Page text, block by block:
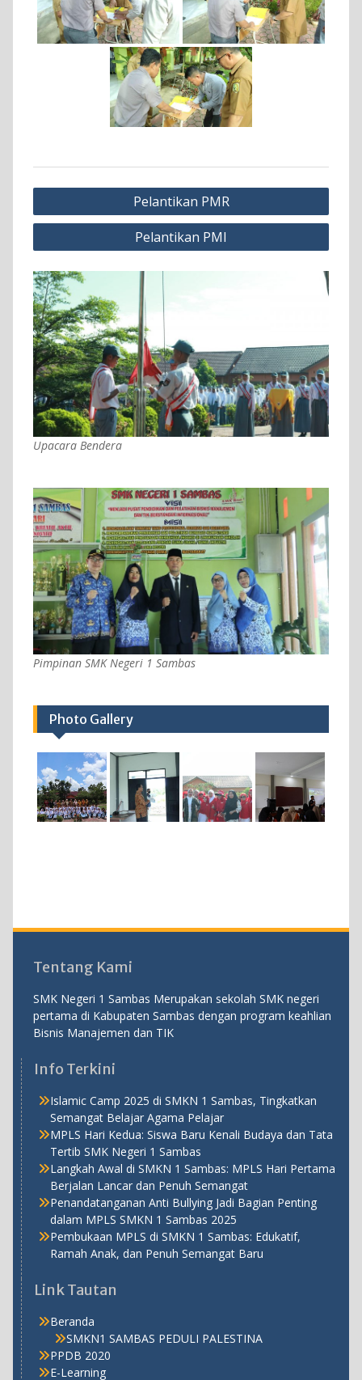
Navigasi
pos
Pelantikan PMR
Pelantikan PMI
Upacara Bendera
Pimpinan SMK Negeri 1 Sambas
Photo Gallery
Tentang Kami
SMK Negeri 1 Sambas Merupakan sekolah SMK negeri
pertama di Kabupaten Sambas dengan program keahlian
Bisnis Manajemen dan TIK
Info Terkini
Islamic Camp 2025 di SMKN 1 Sambas, Tingkatkan
Semangat Belajar Agama Pelajar
MPLS Hari Kedua: Siswa Baru Kenali Budaya dan Tata
Tertib SMK Negeri 1 Sambas
Langkah Awal di SMKN 1 Sambas: MPLS Hari Pertama
Berjalan Lancar dan Penuh Semangat
Penandatanganan Anti Bullying Jadi Bagian Penting
dalam MPLS SMKN 1 Sambas 2025
Pembukaan MPLS di SMKN 1 Sambas: Edukatif,
Ramah Anak, dan Penuh Semangat Baru
Link Tautan
Beranda
SMKN1 SAMBAS PEDULI PALESTINA
PPDB 2020
E-Learning